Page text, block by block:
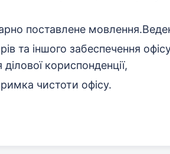
поставлене
та іншого забеспечення
кориспонденції,
чистоти офісу.